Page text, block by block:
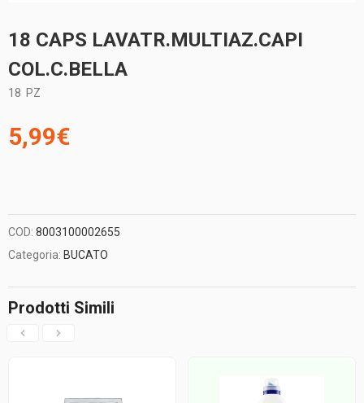
18 CAPS LAVATR.MULTIAZ.CAPI
COL.C.BELLA
18 PZ
5,99€
COD: 8003100002655
Categoria: BUCATO
Prodotti Simili